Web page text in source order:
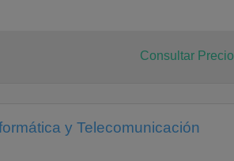
Consultar Precio
y Telecomunicación